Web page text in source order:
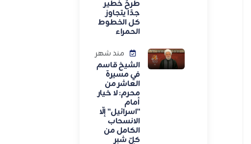
طرحٌ خطير
جدًا يتجاوز
كل الخطوط
الحمراء
منذ شهر
الشيخ قاسم
في مسيرة
العاشر من
محرم: لا خيار
أمام
"اسرائيل" إلّا
الانسحاب
الكامل من
كلّ شبر